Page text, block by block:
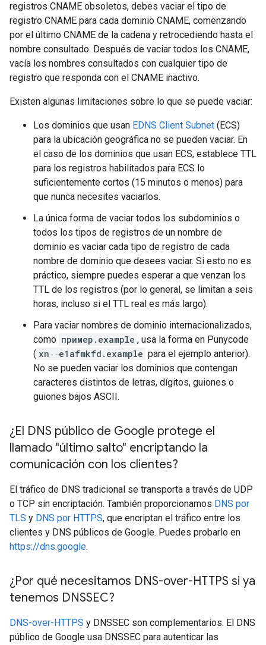
registros CNAME obsoletos, debes vaciar el tipo de
registro CNAME para cada dominio CNAME, comenzando
por el último CNAME de la cadena y retrocediendo hasta el
nombre consultado. Después de vaciar todos los CNAME,
vacía los nombres consultados con cualquier tipo de
registro que responda con el CNAME inactivo.
Existen algunas limitaciones sobre lo que se puede vaciar:
Los dominios que usan EDNS Client Subnet (ECS)
para la ubicación geográfica no se pueden vaciar. En
el caso de los dominios que usan ECS, establece TTL
para los registros habilitados para ECS lo
suficientemente cortos (15 minutos o menos) para
que nunca necesites vaciarlos.
La única forma de vaciar todos los subdominios o
todos los tipos de registros de un nombre de
dominio es vaciar cada tipo de registro de cada
nombre de dominio que desees vaciar. Si esto no es
práctico, siempre puedes esperar a que venzan los
TTL de los registros (por lo general, se limitan a seis
horas, incluso si el TTL real es más largo).
Para vaciar nombres de dominio internacionalizados,
como пример.example , usa la forma en Punycode
( xn‑‑e1afmkfd.example para el ejemplo anterior).
No se pueden vaciar los dominios que contengan
caracteres distintos de letras, dígitos, guiones o
guiones bajos ASCII.
¿El DNS público de Google protege el
llamado "último salto" encriptando la
comunicación con los clientes?
El tráfico de DNS tradicional se transporta a través de UDP
o TCP sin encriptación. También proporcionamos DNS por
TLS y DNS por HTTPS, que encriptan el tráfico entre los
clientes y DNS públicos de Google. Puedes probarlo en
https://dns.google.
¿Por qué necesitamos DNS-over-HTTPS si ya
tenemos DNSSEC?
DNS-over-HTTPS y DNSSEC son complementarios. El DNS
público de Google usa DNSSEC para autenticar las